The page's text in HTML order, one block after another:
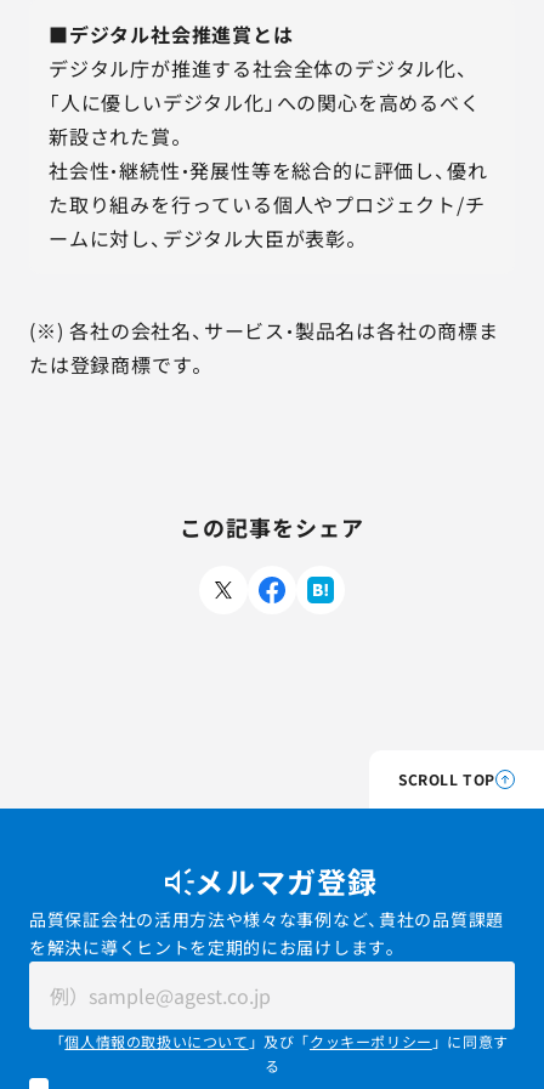
■デジタル社会推進賞とは
デジタル庁が推進する社会全体のデジタル化、
「人に優しいデジタル化」への関心を高めるべく
新設された賞。
社会性・継続性・発展性等を総合的に評価し、優れ
た取り組みを行っている個人やプロジェクト/チ
ームに対し、デジタル大臣が表彰。
(※) 各社の会社名、サービス・製品名は各社の商標ま
たは登録商標です。
この記事をシェア
SCROLL TOP
メルマガ登録
品質保証会社の活用方法や様々な事例など、貴社の品質課題
を解決に導くヒントを定期的にお届けします。
「個人情報の取扱いについて 」及び「クッキーポリシー 」に同意す
る